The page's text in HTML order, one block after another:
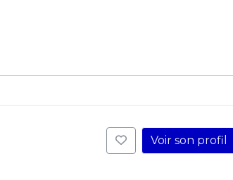
Voir son profil